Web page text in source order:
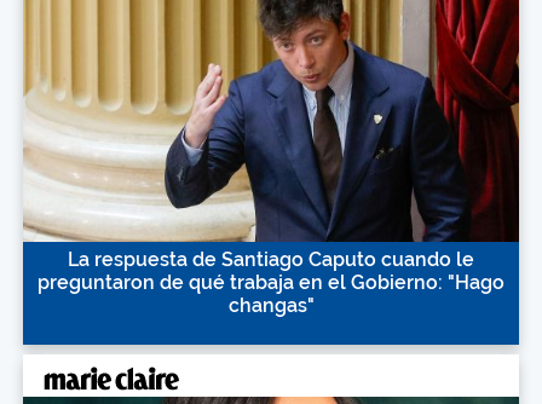
La respuesta de Santiago Caputo cuando le
preguntaron de qué trabaja en el Gobierno: "Hago
changas"